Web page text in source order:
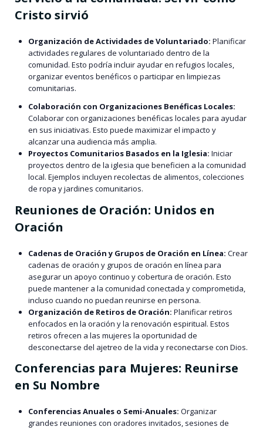
Cristo sirvió
Organización de Actividades de Voluntariado: Planificar
actividades regulares de voluntariado dentro de la
comunidad. Esto podría incluir ayudar en refugios locales,
organizar eventos benéficos o participar en limpiezas
comunitarias.
Colaboración con Organizaciones Benéficas Locales:
Colaborar con organizaciones benéficas locales para ayudar
en sus iniciativas. Esto puede maximizar el impacto y
alcanzar una audiencia más amplia.
Proyectos Comunitarios Basados en la Iglesia:Iniciar
proyectos dentro de la iglesia que beneficien a la comunidad
local. Ejemplos incluyen recolectas de alimentos, colecciones
de ropa y jardines comunitarios.
Reuniones de Oración: Unidos en
Oración
Cadenas de Oración y Grupos de Oración en Línea:Crear
cadenas de oración y grupos de oración en línea para
asegurar un apoyo continuo y cobertura de oración. Esto
puede mantener a la comunidad conectada y comprometida,
incluso cuando no puedan reunirse en persona.
Organización de Retiros de Oración:Planificar retiros
enfocados en la oración y la renovación espiritual. Estos
retiros ofrecen a las mujeres la oportunidad de
desconectarse del ajetreo de la vida y reconectarse con Dios.
Conferencias para Mujeres: Reunirse
en Su Nombre
Conferencias Anuales o Semi-Anuales:Organizar
grandes reuniones con oradores invitados, sesiones de